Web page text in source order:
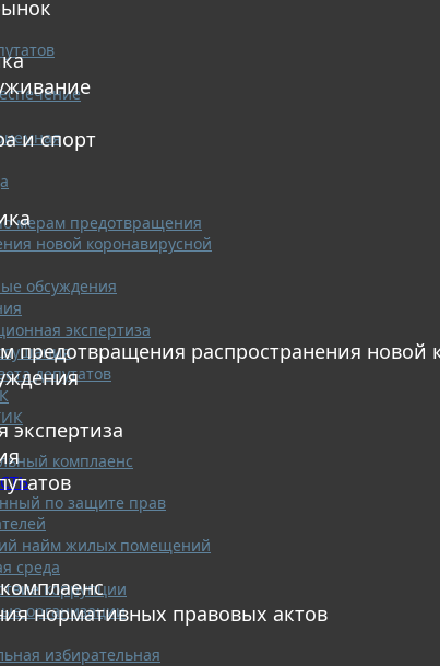
мерам предотвращения
новой коронавирусной
обсуждения
экспертиза
депутатов
комплаенс
по защите прав
найм жилых помещений
среда
коррупции
организации
избирательная
и спорт
предотвращения распространения новой
экспертиза
нормативных правовых актов